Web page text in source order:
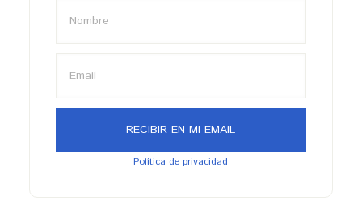
Política de privacidad